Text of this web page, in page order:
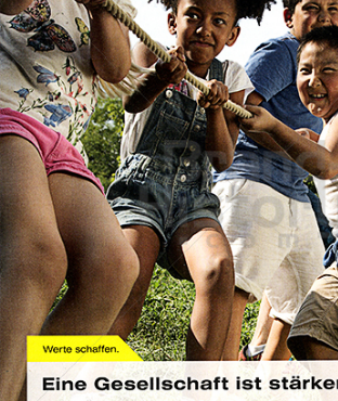
Raiffeisen RZB Group
Raiffeisen Bankengruppe Österreich